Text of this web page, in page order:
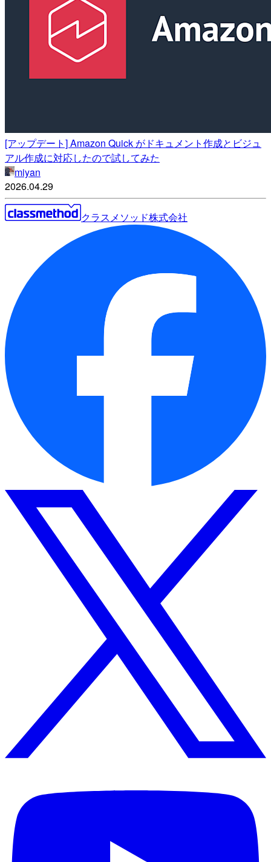
[アップデート] Amazon Quick がドキュメント作成とビジュ
アル作成に対応したので試してみた
miyan
2026.04.29
クラスメソッド株式会社